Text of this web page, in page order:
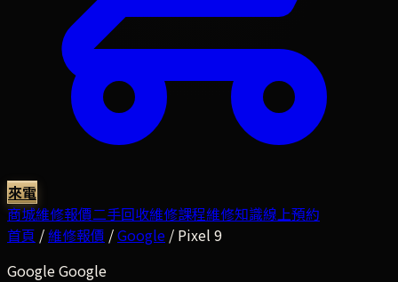
來電
商城維修報價二手回收維修課程維修知識線上預約
首頁 /維修報價 /Google / Pixel 9
GoogleGoogle